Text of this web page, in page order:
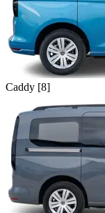
Caddy [8]